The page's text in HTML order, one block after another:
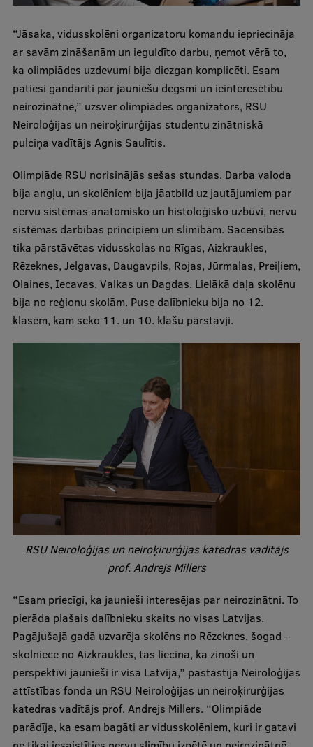
Pētniecība
Zinātniskie institūti un laboratorijas
Pētniecības datu pārvaldība
RSU zinātnes portāls
Zinātnes ietekme
Pētniecības platformas
Doktorantūras skola
Pētniecības pakalpojumi
Pētniecības projekti
Zinātnieku brokastis
Vertikāli integrētie projekti
Starptautiskā sadarbība
Mobilitātes programmas
Starptautiskie sadarbības partneri
EURAXESS RSU kontaktpunkts
EATRIS koordinators Latvijā
“Jāsaka, vidusskolēni organizatoru komandu iepriecināja
ar savām zināšanām un ieguldīto darbu, ņemot vērā to,
ka olimpiādes uzdevumi bija diezgan komplicēti. Esam
patiesi gandarīti par jauniešu degsmi un ieinteresētību
neirozinātnē,” uzsver olimpiādes organizators, RSU
Neiroloģijas un neiroķirurģijas studentu zinātniskā
pulciņa vadītājs Agnis Saulītis.
Olimpiāde RSU norisinājās sešas stundas. Darba valoda
bija angļu, un skolēniem bija jāatbild uz jautājumiem par
nervu sistēmas anatomisko un histoloģisko uzbūvi, nervu
sistēmas darbības principiem un slimībām. Sacensībās
tika pārstāvētas vidusskolas no Rīgas, Aizkraukles,
Rēzeknes, Jelgavas, Daugavpils, Rojas, Jūrmalas, Preiļiem,
Olaines, Iecavas, Valkas un Dagdas. Lielākā daļa skolēnu
bija no reģionu skolām. Puse dalībnieku bija no 12.
klasēm, kam seko 11. un 10. klašu pārstāvji.
RSU Neiroloģijas un neiroķirurģijas katedras vadītājs
prof. Andrejs Millers
“Esam priecīgi, ka jaunieši interesējas par neirozinātni. To
pierāda plašais dalībnieku skaits no visas Latvijas.
Pagājušajā gadā uzvarēja skolēns no Rēzeknes, šogad –
skolniece no Aizkraukles, tas liecina, ka zinoši un
perspektīvi jaunieši ir visā Latvijā,” pastāstīja Neiroloģijas
attīstības fonda un RSU Neiroloģijas un neiroķirurģijas
katedras vadītājs prof. Andrejs Millers. “Olimpiāde
parādīja, ka esam bagāti ar vidusskolēniem, kuri ir gatavi